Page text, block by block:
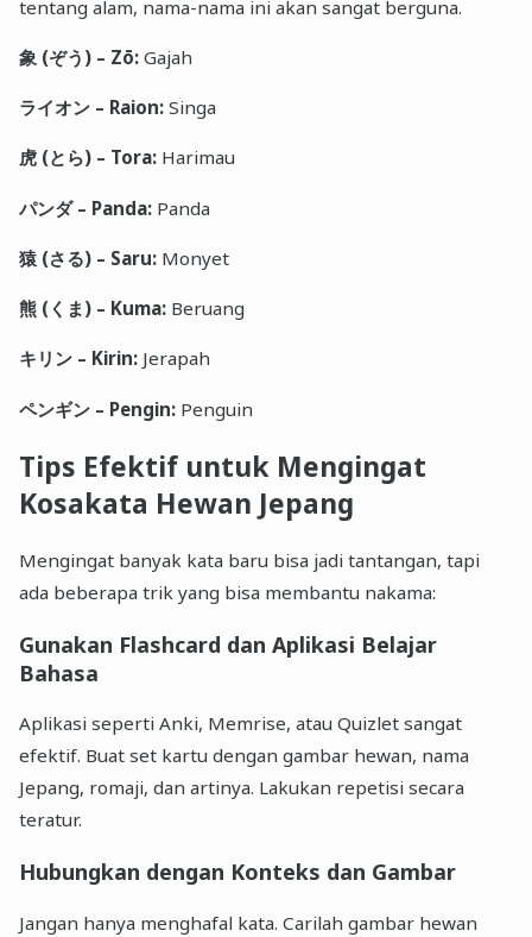
tentang alam, nama-nama ini akan sangat berguna.
象 (ぞう) – Zō: Gajah
ライオン – Raion: Singa
虎 (とら) – Tora: Harimau
パンダ – Panda: Panda
猿 (さる) – Saru: Monyet
熊 (くま) – Kuma: Beruang
キリン – Kirin: Jerapah
ペンギン – Pengin: Penguin
Tips Efektif untuk Mengingat
Kosakata Hewan Jepang
Mengingat banyak kata baru bisa jadi tantangan, tapi
ada beberapa trik yang bisa membantu nakama:
Gunakan Flashcard dan Aplikasi Belajar
Bahasa
Aplikasi seperti Anki, Memrise, atau Quizlet sangat
efektif. Buat set kartu dengan gambar hewan, nama
Jepang, romaji, dan artinya. Lakukan repetisi secara
teratur.
Hubungkan dengan Konteks dan Gambar
Jangan hanya menghafal kata. Carilah gambar hewan